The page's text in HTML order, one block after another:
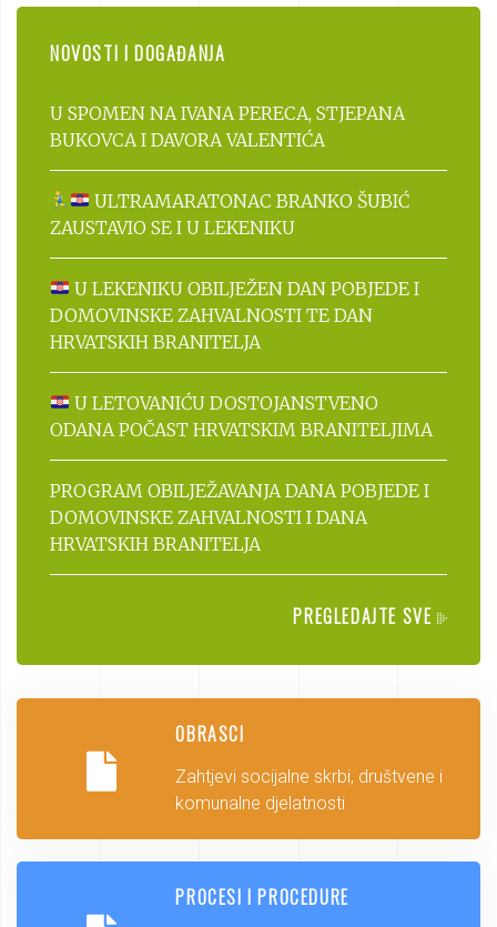
NOVOSTI I DOGAĐANJA
U SPOMEN NA IVANA PERECA, STJEPANA
BUKOVCA I DAVORA VALENTIĆA
ULTRAMARATONAC BRANKO ŠUBIĆ
ZAUSTAVIO SE I U LEKENIKU
U LEKENIKU OBILJEŽEN DAN POBJEDE I
DOMOVINSKE ZAHVALNOSTI TE DAN
HRVATSKIH BRANITELJA
U LETOVANIĆU DOSTOJANSTVENO
ODANA POČAST HRVATSKIM BRANITELJIMA
PROGRAM OBILJEŽAVANJA DANA POBJEDE I
DOMOVINSKE ZAHVALNOSTI I DANA
HRVATSKIH BRANITELJA
PREGLEDAJTE SVE
OBRASCI
Zahtjevi socijalne skrbi, društvene i
komunalne djelatnosti
PROCESI I PROCEDURE